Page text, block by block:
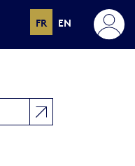
FR EN